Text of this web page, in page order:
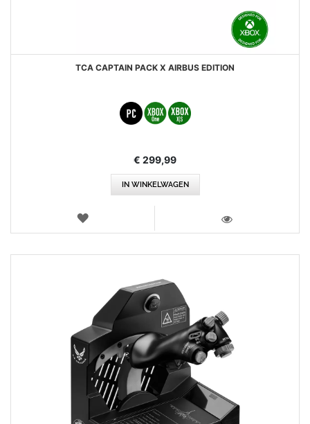
TCA CAPTAIN PACK X AIRBUS EDITION
€ 299,99
IN WINKELWAGEN
VERLANGLIJST